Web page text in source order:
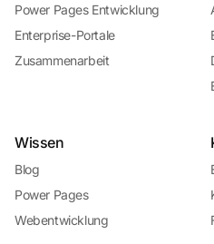
Power Pages Entwicklung
Enterprise-Portale
Zusammenarbeit
Wissen
Blog
Power Pages
Webentwicklung